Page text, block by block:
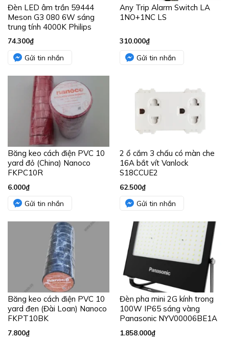
6.000₫
Gửi tin nhắn
62.500 ₫
Gửi tin nhắn
Băng keo cách điện PVC 10
yard đen (Đài Loan) Nanoco
FKPT10BK
7.800₫
Gửi tin nhắn
Đèn pha mini 2G kính trong
100W IP65 sáng vàng
Panasonic NYV00006BE1A
1.858.000₫
Gửi tin nhắn
Bộ đèn batten LED tube
nhôm T8 0.6m 2x10W sáng
vàng MPE MLT-210V
362.200₫
Gửi tin nhắn
Cầu dao tép MCB LA63N
4P 40A 6kA LS
610.000
₫
Gửi tin nhắn